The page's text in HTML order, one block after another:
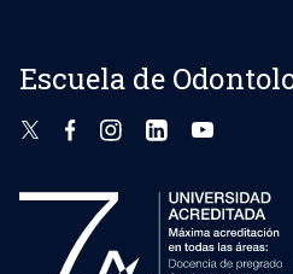
Escuela de